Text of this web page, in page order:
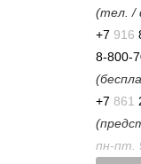
(тел. /
+7 916
8-800-
+7 861
пн-пт.